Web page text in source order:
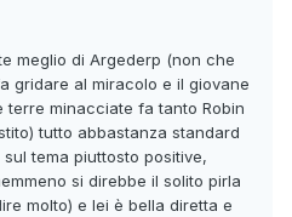
meglio di Argederp (non che
gridare al miracolo e il giovane
minacciate fa tanto Robin
tutto abbastanza standard
tema piuttosto positive,
si direbbe il solito pirla
molto) e lei è bella diretta e